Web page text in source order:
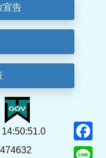
宣告